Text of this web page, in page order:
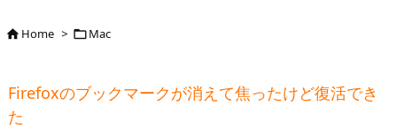
次へ
Home > Mac
Firefoxのブックマークが消えて焦ったけど復活でき
た